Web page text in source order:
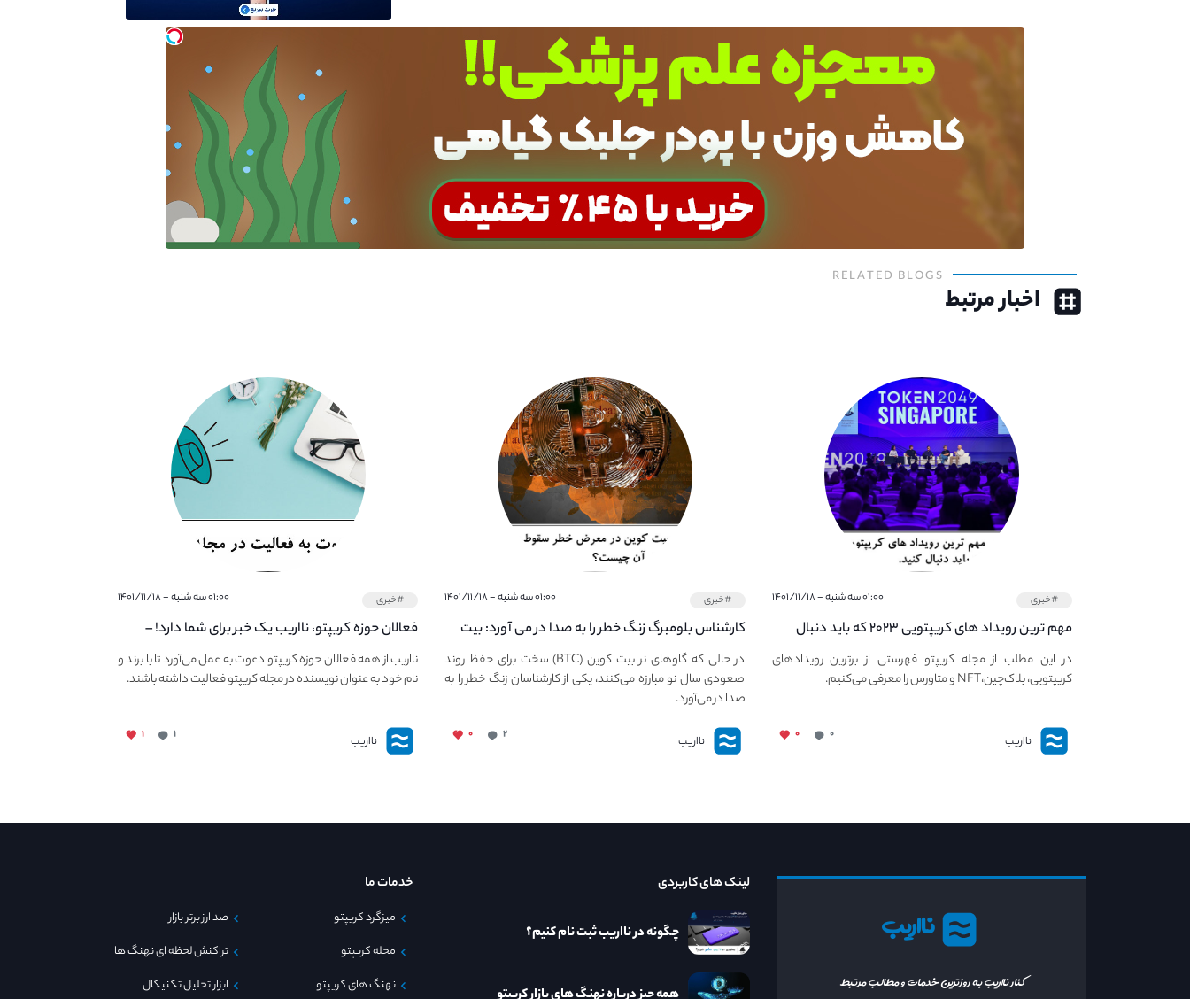
RELATED BLOGS
اخبار مرتبط
#خبری ۰۱:۰۰ سه شنبه - ۱۴۰۱/۱۱/۱۸
مهم ترین رویداد های کریپتویی ۲۰۲۳ که باید دنبال
کنید – معرفی بهترین رویداد های جهانی
در این مطلب از مجله کریپتو فهرستی از برترین رویدادهای
کریپتویی، بلاک‌چین،NFT و متاورس را معرفی می‌کنیم.
نااریب ۰ ۰
#خبری ۰۱:۰۰ سه شنبه - ۱۴۰۱/۱۱/۱۸
کارشناس بلومبرگ زنگ خطر را به صدا در می آورد: بیت
کوین در معرض خطر سقوط بزرگ است - دلیل آن
چیست؟
در حالی که گاوهای نر بیت کوین (BTC) سخت برای حفظ روند
صعودی سال نو مبارزه می‌کنند، یکی از کارشناسان زنگ خطر را به
صدا در می‌آورد.
نااریب ۲ ۰
#خبری ۰۱:۰۰ سه شنبه - ۱۴۰۱/۱۱/۱۸
فعالان حوزه کریپتو، نااریب یک خبر برای شما دارد! –
دعوت به فعالیت در مجله کریپتو
نااریب از همه فعالان حوزه کریپتو دعوت به عمل می‌آورد تا با برند و
نام خود به عنوان نویسنده در مجله کریپتو فعالیت داشته باشند.
نااریب ۱ ۱
نااریب
کنار نااریب به روزترین خدمات و مطالب مرتبط
لینک های کاربردی
چگونه در نااریب ثبت نام کنیم؟
خدمات ما
میزگرد کریپتو
مجله کریپتو
نهنگ های کریپتو
صد ارز برتر بازار
تراکنش لحظه ای نهنگ ها
ابزار تحلیل تکنیکال